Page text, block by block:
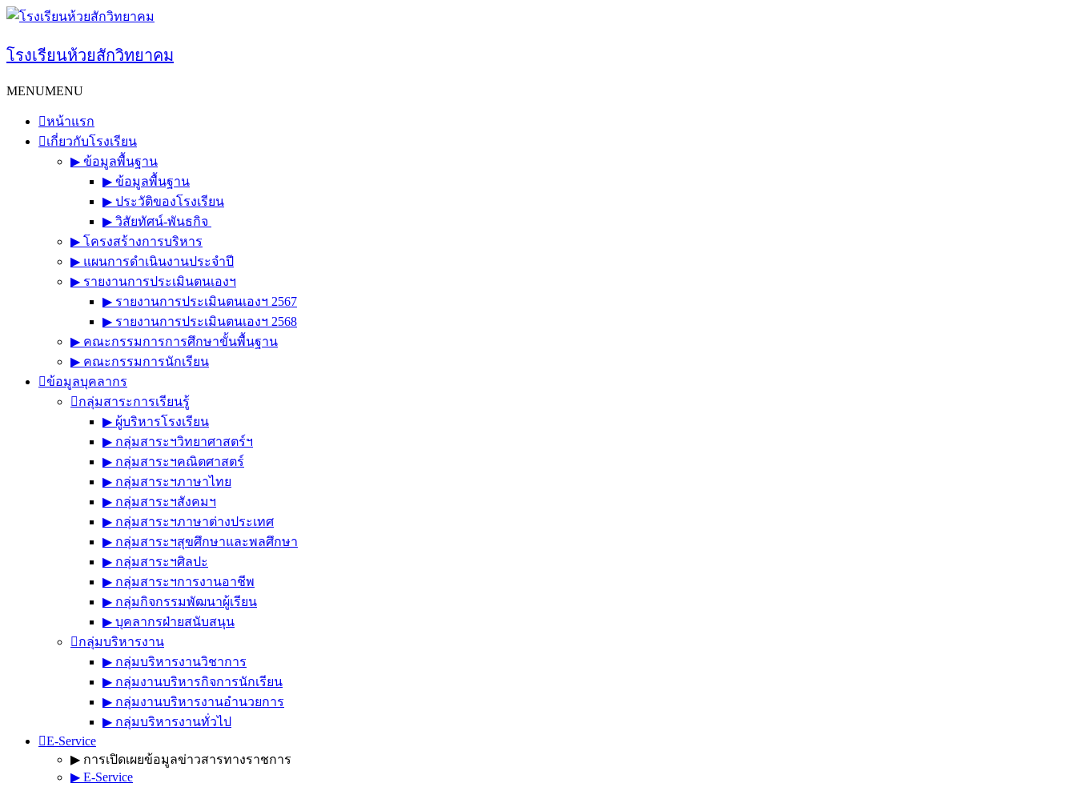
Skip
โรงเรียนห้วยสักวิทยาคม
MENUMENU
หน้าแรก
เกี่ยวกับโรงเรียน
▶︎ ข้อมูลพื้นฐาน
▶︎ ข้อมูลพื้นฐาน
▶︎ ประวัติของโรงเรียน
▶︎ วิสัยทัศน์-พันธกิจ
▶︎ โครงสร้างการบริหาร
▶︎ แผนการดำเนินงานประจำปี
▶︎ รายงานการประเมินตนเองฯ
▶︎ รายงานการประเมินตนเองฯ 2567
▶︎ รายงานการประเมินตนเองฯ 2568
▶︎ คณะกรรมการการศึกษาขั้นพื้นฐาน
▶︎ คณะกรรมการนักเรียน
ข้อมูลบุคลากร
กลุ่มสาระการเรียนรู้
▶︎ ผู้บริหารโรงเรียน
▶︎ กลุ่มสาระฯวิทยาศาสตร์ฯ
▶︎ กลุ่มสาระฯคณิตศาสตร์
▶︎ กลุ่มสาระฯภาษาไทย
▶︎ กลุ่มสาระฯสังคมฯ
▶︎ กลุ่มสาระฯภาษาต่างประเทศ
▶︎ กลุ่มสาระฯสุขศึกษาและพลศึกษา
▶︎ กลุ่มสาระฯศิลปะ
▶︎ กลุ่มสาระฯการงานอาชีพ
▶︎ กลุ่มกิจกรรมพัฒนาผู้เรียน
▶︎ บุคลากรฝ่ายสนับสนุน
กลุ่มบริหารงาน
▶︎ กลุ่มบริหารงานวิชาการ
▶︎ กลุ่มงานบริหารกิจการนักเรียน
▶︎ กลุ่มงานบริหารงานอำนวยการ
▶︎ กลุ่มบริหารงานทั่วไป
E-Service
▶︎ การเปิดเผยข้อมูลข่าวสารทางราชการ
▶︎ E-Service